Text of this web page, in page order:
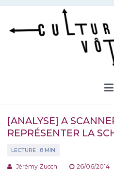
Aller
contenu
[ANALYSE] A
REPRÉSENTER LA
Jérémy Zucchi 26/06/2014